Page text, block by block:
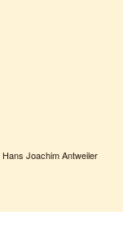
Hans Joachim Antweiler